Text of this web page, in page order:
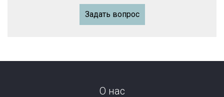
Задать вопрос
О нас